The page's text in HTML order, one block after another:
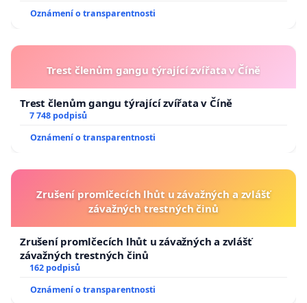
Oznámení o transparentnosti
Trest členům gangu týrající zvířata v Číně
Trest členům gangu týrající zvířata v Číně
7 748 podpisů
Oznámení o transparentnosti
Zrušení promlčecích lhůt u závažných a zvlášť
závažných trestných činů
Zrušení promlčecích lhůt u závažných a zvlášť
závažných trestných činů
162 podpisů
Oznámení o transparentnosti